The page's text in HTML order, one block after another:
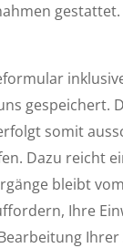
gestattet.
gespeichert.
somit
Dazu reicht
bleibt
Ihre
Ihrer